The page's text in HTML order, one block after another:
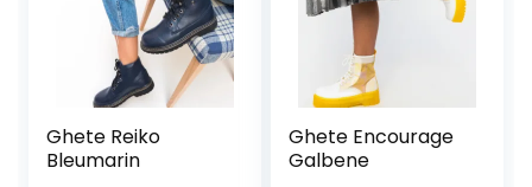
Ghete Reiko
Bleumarin
Ghete Encourage
Galbene